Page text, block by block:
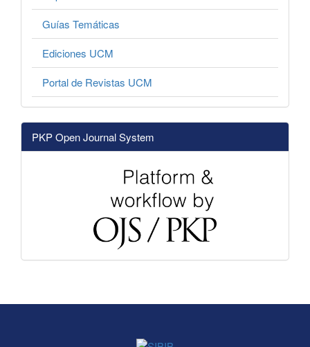
Guías Temáticas
Ediciones UCM
Portal de Revistas UCM
PKP Open Journal System